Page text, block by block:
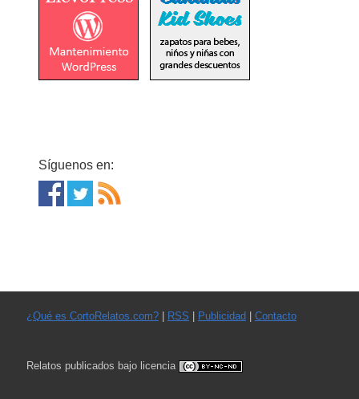
Síguenos en:
¿Qué es CortoRelatos.com?| RSS Publicidad Contacto
Relatos publicados bajo licencia